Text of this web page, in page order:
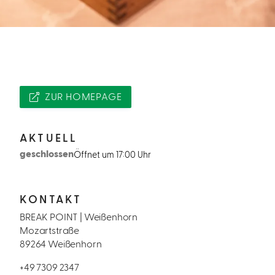
ZUR HOMEPAGE
AKTUELL
geschlossenÖffnet um 17:00 Uhr
KONTAKT
BREAK POINT | Weißenhorn
Mozartstraße
89264 Weißenhorn
+49 7309 2347